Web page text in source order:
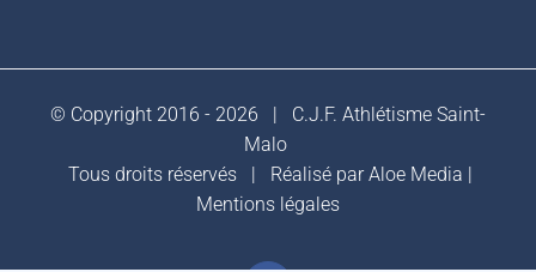
Malo
Tous droits réservés | Réalisé par
Mentions légales